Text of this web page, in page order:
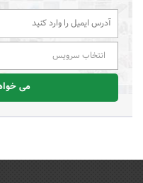
انتخاب سرویس
می